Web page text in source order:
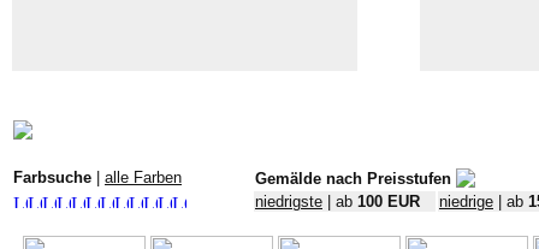
Farbsuche alle Farben
Gemälde nach Preisstufen
niedrigste | ab 100 EUR niedrige | ab